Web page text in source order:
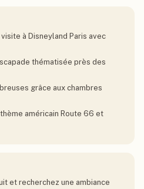
à Disneyland Paris avec
thématisée près des
grâce aux chambres
américain Route 66 et
et recherchez une ambiance